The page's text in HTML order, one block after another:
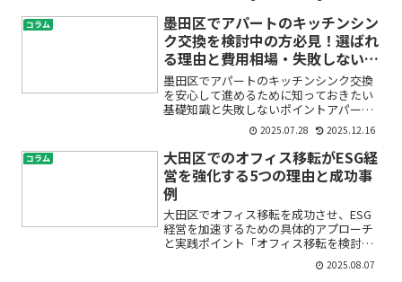
者はどこ？」「費用がどれくらいかかる
のか心配」「業者選びで失敗したくな
い」など、たくさんの不安...
コラム
墨田区でアパートのキッチンシン
ク交換を検討中の方必見！選ばれ
る理由と費用相場・失敗しない業
者選びのコツ
墨田区でアパートのキッチンシンク交換
を安心して進めるために知っておきたい
基礎知識と失敗しないポイントアパート
のキッチンシンク交換や水回りのリフォ
ームを考えているけれど、何から始めた
らよいのか、費用や手順、信頼できる業
者の選び方が分からず不安...
2025.07.28 2025.12.16
コラム
大田区でのオフィス移転がESG経
営を強化する5つの理由と成功事
例
大田区でオフィス移転を成功させ、ESG
経営を加速するための具体的アプローチ
と実践ポイント「オフィス移転を検討し
ているが、ESG経営やサステナビリティ
とどう結びつければよいのかわからな
2025.08.07